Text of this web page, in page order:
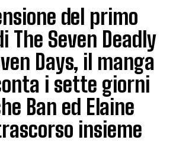
del primo
The Seven Deadly
Days, il manga
i sette giorni
Ban ed Elaine
insieme